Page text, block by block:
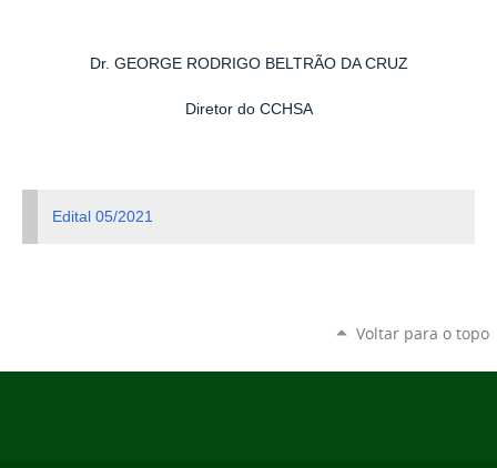
Dr. GEORGE RODRIGO BELTRÃO DA CRUZ
Diretor do CCHSA
Edital 05/2021
Voltar para o topo